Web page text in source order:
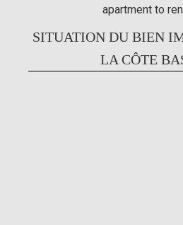
apartment to
SITUATION DU BIEN
LA CÔTE